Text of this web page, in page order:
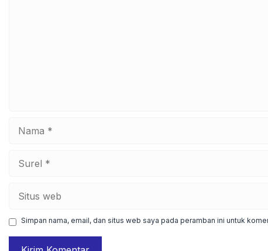
web
Simpan nama, email, dan situs web saya pada peramban ini untuk